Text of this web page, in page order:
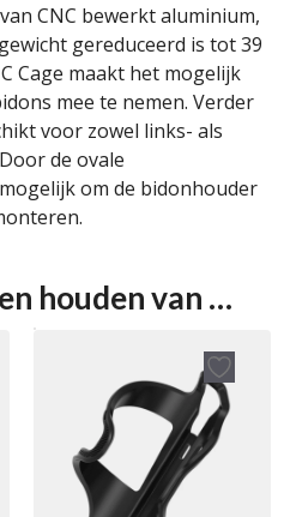
CNC bewerkt aluminium,
gereduceerd is tot 39
Cage maakt het mogelijk
mee te nemen. Verder
voor zowel links- als
de ovale
om de bidonhouder
houden van …